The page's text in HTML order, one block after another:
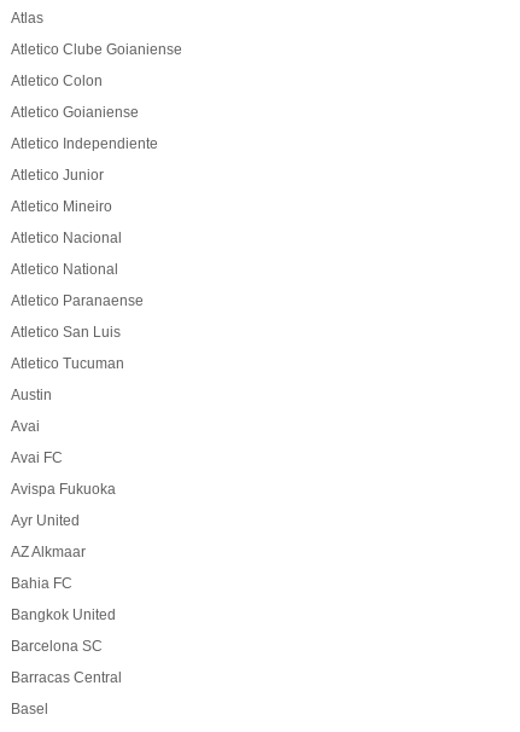
Atlas
Atletico Clube Goianiense
Atletico Colon
Atletico Goianiense
Atletico Independiente
Atletico Junior
Atletico Mineiro
Atletico Nacional
Atletico National
Atletico Paranaense
Atletico San Luis
Atletico Tucuman
Austin
Avai
Avai FC
Avispa Fukuoka
Ayr United
AZ Alkmaar
Bahia FC
Bangkok United
Barcelona SC
Barracas Central
Basel